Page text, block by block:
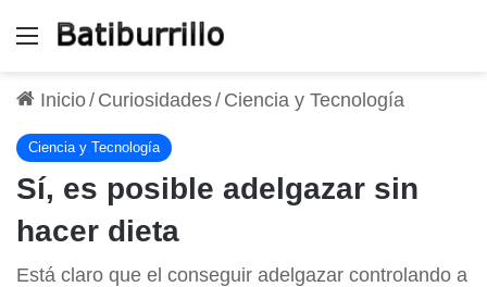
Menú
Inicio/ Curiosidades/ Ciencia y Tecnología
Ciencia y Tecnología
Sí, es posible adelgazar sin
hacer dieta
Está claro que el conseguir adelgazar controlando a